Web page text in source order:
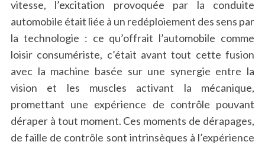
vitesse, l’excitation provoquée par la conduite
automobile était liée à un redéploiement des sens par
la technologie : ce qu’offrait l’automobile comme
loisir consumériste, c’était avant tout cette fusion
avec la machine basée sur une synergie entre la
vision et les muscles activant la mécanique,
promettant une expérience de contrôle pouvant
déraper à tout moment. Ces moments de dérapages,
de faille de contrôle sont intrinsèques à l’expérience